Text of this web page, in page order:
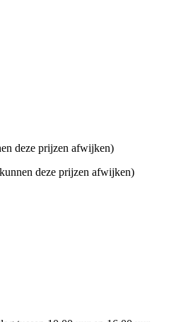
deze prijzen afwijken)
deze prijzen afwijken)